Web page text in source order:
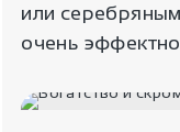
или
очень